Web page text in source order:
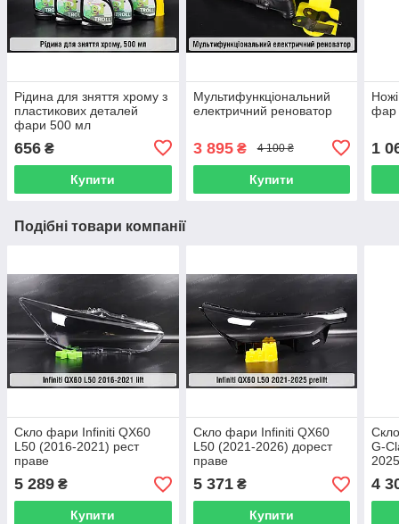
Рідина для зняття хрому з
пластикових деталей
фари 500 мл
656 ₴
Купити
Мультифункціональний
електричний реноватор
3 895₴ 4 100 ₴
Купити
фар
1
Подібні товари компанії
Скло фари Infiniti QX60
L50 (2016-2021) рест
праве
5 289 ₴
Купити
Скло фари Infiniti QX60
L50 (2021-2026) дорест
праве
5 371₴
Купити
G-
4